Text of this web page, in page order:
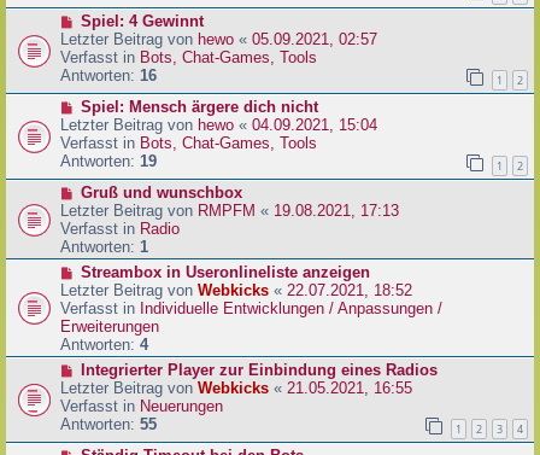
a
g
r
B
e
i
t
r
a
g
N
e
u
e
r
B
e
i
t
r
a
g
Spiel: 4 Gewinnt
Letzter Beitrag von hewo « 05.09.2021, 02:57
Verfasst in Bots, Chat-Games, Tools
Antworten: 16 1 2
N
e
u
e
r
B
e
i
t
a
g
Spiel: Mensch ärgere dich nicht
Letzter Beitrag von hewo « 04.09.2021, 15:04
Verfasst in Bots, Chat-Games, Tools
Antworten: 19 1 2
N
e
u
e
r
B
e
i
t
r
a
g
Gruß und wunschbox
Letzter Beitrag von RMPFM « 19.08.2021, 17:13
Verfasst in Radio
Antworten: 1
N
e
u
e
r
B
e
i
t
r
Streambox in Useronlineliste anzeigen
Letzter Beitrag von Webkicks « 22.07.2021, 18:52
Verfasst in Individuelle Entwicklungen / Anpassungen /
Erweiterungen
Antworten: 4
N
e
u
e
r
Integrierter Player zur Einbindung eines Radios
Letzter Beitrag von Webkicks « 21.05.2021, 16:55
Verfasst in Neuerungen
Antworten: 55 1 2 3 4